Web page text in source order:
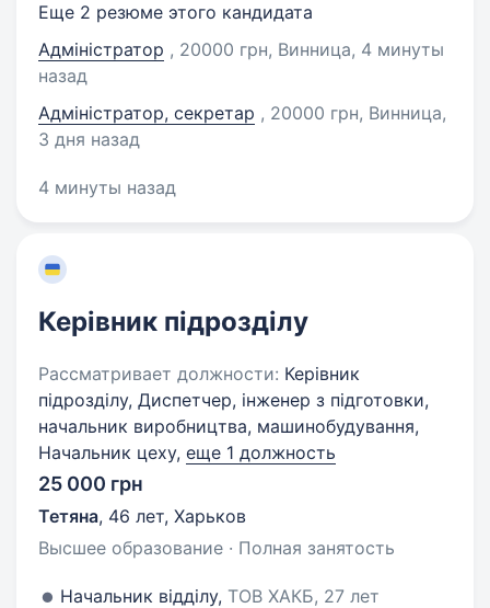
Еще 2 резюме этого кандидата
Адміністратор , 20000 грн, Винница, 4 минуты
назад
Адміністратор, секретар , 20000 грн, Винница,
3 дня назад
4 минуты назад
Керівник підрозділу
Рассматривает должности: Керівник
підрозділу, Диспетчер, інженер з підготовки,
начальник виробництва, машинобудування,
Начальник цеху, еще 1 должность
25 000 грн
Тетяна, 46 лет, Харьков
Высшее образование · Полная занятость
Начальник відділу, ТОВ ХАКБ, 27 лет